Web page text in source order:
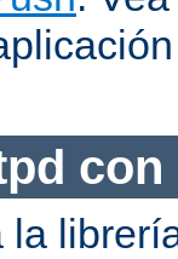
con
la